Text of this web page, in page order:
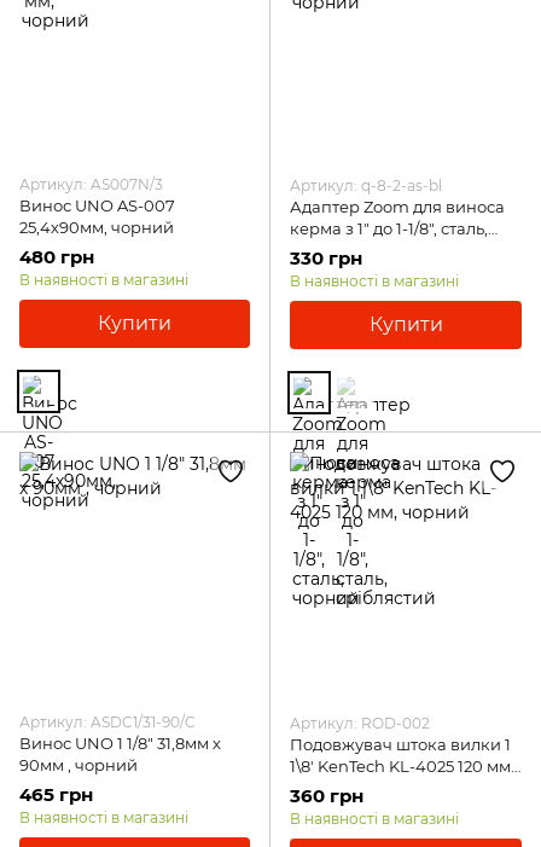
Артикул: AS007N/3
Винос UNO AS-007
25,4х90мм, чорний
480 грн
В наявності в магазині
Купити
Артикул: q-8-2-as-bl
Адаптер Zoom для виноса
керма з 1" до 1-1/8", сталь,
чорний
330 грн
В наявності в магазині
Купити
Артикул: ASDC1/31-90/C
Винос UNO 1 1/8" 31,8мм х
90мм , чорний
465 грн
В наявності в магазині
Артикул: ROD-002
Подовжувач штока вилки 1
1\8' KenTech KL-4025 120 мм,
чорний
360 грн
В наявності в магазині